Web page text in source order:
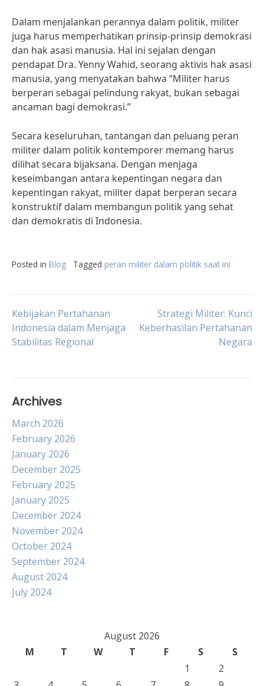
Dalam menjalankan perannya dalam politik, militer
juga harus memperhatikan prinsip-prinsip demokrasi
dan hak asasi manusia. Hal ini sejalan dengan
pendapat Dra. Yenny Wahid, seorang aktivis hak asasi
manusia, yang menyatakan bahwa “Militer harus
berperan sebagai pelindung rakyat, bukan sebagai
ancaman bagi demokrasi.”
Secara keseluruhan, tantangan dan peluang peran
militer dalam politik kontemporer memang harus
dilihat secara bijaksana. Dengan menjaga
keseimbangan antara kepentingan negara dan
kepentingan rakyat, militer dapat berperan secara
konstruktif dalam membangun politik yang sehat
dan demokratis di Indonesia.
Posted in Blog Tagged peran militer dalam politik saat ini
Post
navigation
Kebijakan Pertahanan
Indonesia dalam Menjaga
Stabilitas Regional
Strategi Militer: Kunci
Keberhasilan Pertahanan
Negara
Archives
March 2026
February 2026
January 2026
December 2025
February 2025
January 2025
December 2024
November 2024
October 2024
September 2024
August 2024
July 2024
August 2026
M
T W T F S
S
1
2